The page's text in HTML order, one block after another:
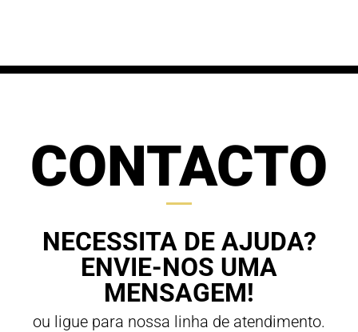
CONTACTO
NECESSITA DE AJUDA?
ENVIE-NOS UMA
MENSAGEM!
ou ligue para nossa linha de atendimento.